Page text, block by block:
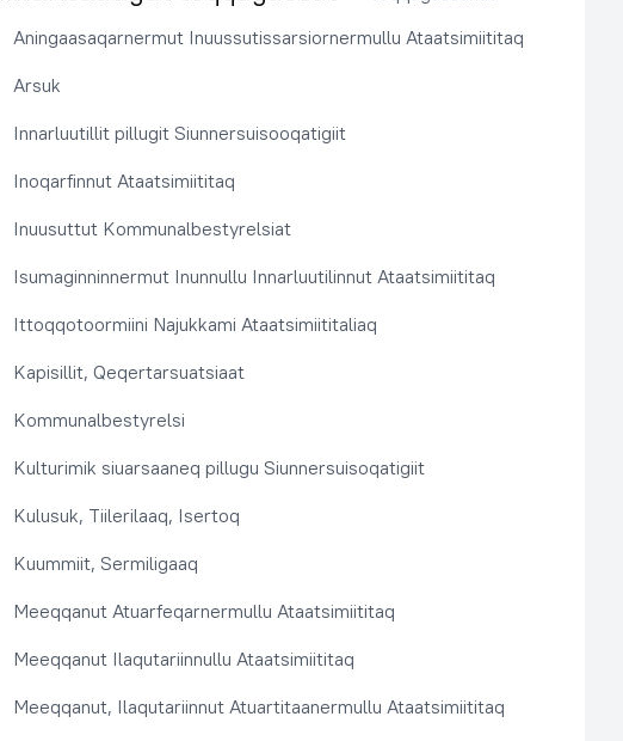
Aningaasaqarnermut Inuussutissarsiornermullu Ataatsimiititaq
Arsuk
Innarluutillit pillugit Siunnersuisooqatigiit
Inoqarfinnut Ataatsimiititaq
Inuusuttut Kommunalbestyrelsiat
Isumaginninnermut Inunnullu Innarluutilinnut Ataatsimiititaq
Ittoqqotoormiini Najukkami Ataatsimiititaliaq
Kapisillit, Qeqertarsuatsiaat
Kommunalbestyrelsi
Kulturimik siuarsaaneq pillugu Siunnersuisoqatigiit
Kulusuk, Tiilerilaaq, Isertoq
Kuummiit, Sermiligaaq
Meeqqanut Atuarfeqarnermullu Ataatsimiititaq
Meeqqanut Ilaqutariinnullu Ataatsimiititaq
Meeqqanut, Ilaqutariinnut Atuartitaanermullu Ataatsimiititaq